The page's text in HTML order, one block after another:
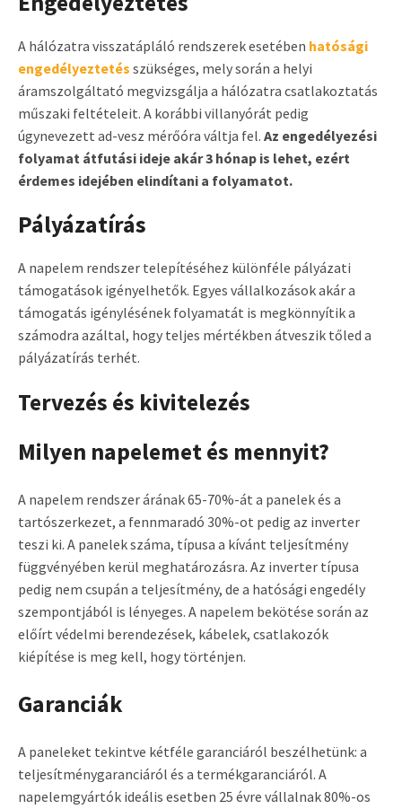
A hálózatra visszatápláló rendszerek esetében hatósági
engedélyeztetés szükséges, mely során a helyi
áramszolgáltató megvizsgálja a hálózatra csatlakoztatás
műszaki feltételeit. A korábbi villanyórát pedig
úgynevezett ad-vesz mérőóra váltja fel. Az engedélyezési
folyamat átfutási ideje akár 3 hónap is lehet, ezért
érdemes idejében elindítani a folyamatot.
Pályázatírás
A napelem rendszer telepítéséhez különféle pályázati
támogatások igényelhetők. Egyes vállalkozások akár a
támogatás igénylésének folyamatát is megkönnyítik a
számodra azáltal, hogy teljes mértékben átveszik tőled a
pályázatírás terhét.
Tervezés és kivitelezés
Milyen napelemet és mennyit?
A napelem rendszer árának 65-70%-át a panelek és a
tartószerkezet, a fennmaradó 30%-ot pedig az inverter
teszi ki. A panelek száma, típusa a kívánt teljesítmény
függvényében kerül meghatározásra. Az inverter típusa
pedig nem csupán a teljesítmény, de a hatósági engedély
szempontjából is lényeges. A napelem bekötése során az
előírt védelmi berendezések, kábelek, csatlakozók
kiépítése is meg kell, hogy történjen.
Garanciák
A paneleket tekintve kétféle garanciáról beszélhetünk: a
teljesítménygaranciáról és a termékgaranciáról. A
napelemgyártók ideális esetben 25 évre vállalnak 80%-os